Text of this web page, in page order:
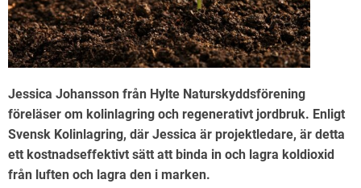
Jessica Johansson från Hylte Naturskyddsförening
föreläser om kolinlagring och regenerativt jordbruk. Enligt
Svensk Kolinlagring, där Jessica är projektledare, är detta
ett kostnadseffektivt sätt att binda in och lagra koldioxid
från luften och lagra den i marken.